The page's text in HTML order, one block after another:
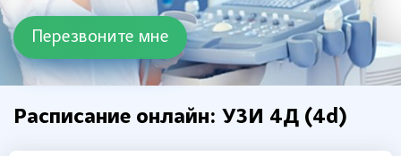
Расписание онлайн: УЗИ 4Д (4d)